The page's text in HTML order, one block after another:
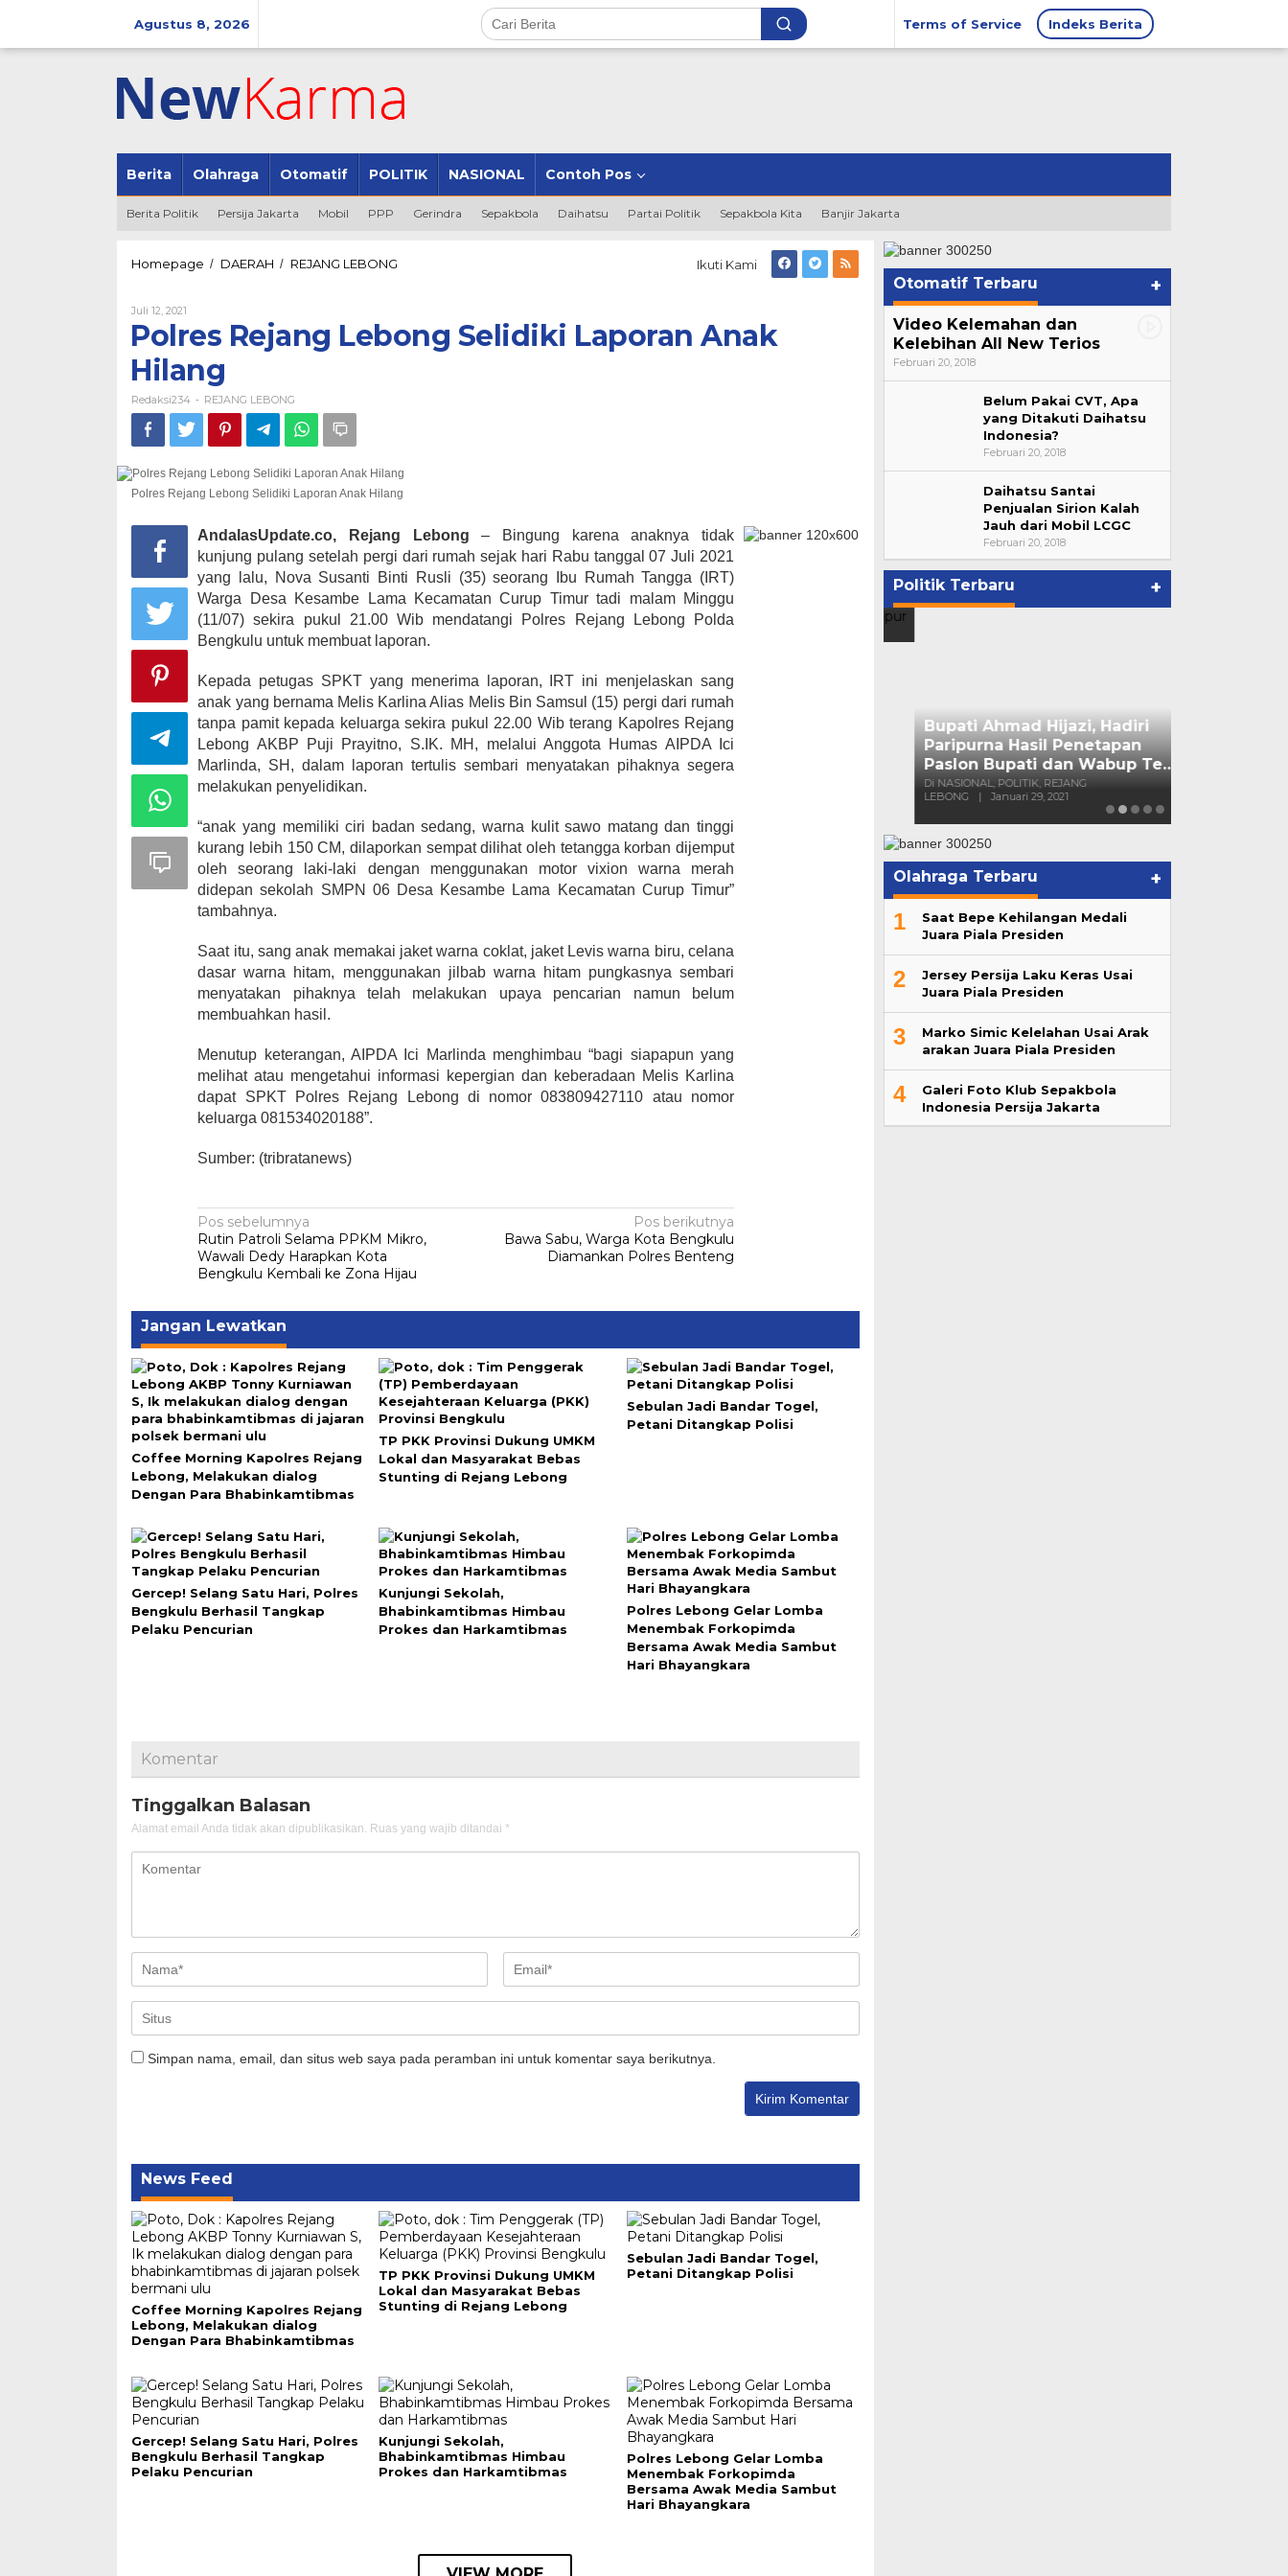
Agustus 8, 2026 Terms of Service Indeks Berita
Berita Olahraga Otomatif POLITIK NASIONAL Contoh Pos
Berita Politik Persija Jakarta Mobil PPP Gerindra Sepakbola Daihatsu Partai Politik Sepakbola Kita Banjir Jakarta
Homepage / DAERAH / REJANG LEBONG
Laporan
Anak
Ikuti Kami
Juli 12, 2021
Redaksi234
Polres Rejang Lebong Selidiki Laporan Anak
Hilang
Redaksi234 - REJANG LEBONG
Polres Rejang Lebong Selidiki Laporan Anak Hilang
AndalasUpdate.co, Rejang Lebong – Bingung karena anaknya tidak
kunjung pulang setelah pergi dari rumah sejak hari Rabu tanggal 07 Juli 2021
yang lalu, Nova Susanti Binti Rusli (35) seorang Ibu Rumah Tangga (IRT)
Warga Desa Kesambe Lama Kecamatan Curup Timur tadi malam Minggu
(11/07) sekira pukul 21.00 Wib mendatangi Polres Rejang Lebong Polda
Bengkulu untuk membuat laporan.
Kepada petugas SPKT yang menerima laporan, IRT ini menjelaskan sang
anak yang bernama Melis Karlina Alias Melis Bin Samsul (15) pergi dari rumah
tanpa pamit kepada keluarga sekira pukul 22.00 Wib terang Kapolres Rejang
Lebong AKBP Puji Prayitno, S.IK. MH, melalui Anggota Humas AIPDA Ici
Marlinda, SH, dalam laporan tertulis sembari menyatakan pihaknya segera
melakukan penyelidikan.
“anak yang memiliki ciri badan sedang, warna kulit sawo matang dan tinggi
kurang lebih 150 CM, dilaporkan sempat dilihat oleh tetangga korban dijemput
oleh seorang laki-laki dengan menggunakan motor vixion warna merah
didepan sekolah SMPN 06 Desa Kesambe Lama Kecamatan Curup Timur”
tambahnya.
Saat itu, sang anak memakai jaket warna coklat, jaket Levis warna biru, celana
dasar warna hitam, menggunakan jilbab warna hitam pungkasnya sembari
menyatakan pihaknya telah melakukan upaya pencarian namun belum
membuahkan hasil.
Menutup keterangan, AIPDA Ici Marlinda menghimbau “bagi siapapun yang
melihat atau mengetahui informasi kepergian dan keberadaan Melis Karlina
dapat SPKT Polres Rejang Lebong di nomor 083809427110 atau nomor
keluarga 081534020188”.
Sumber: (tribratanews)
Navigasi
pos
Pos sebelumnya
Rutin Patroli Selama PPKM Mikro,
Wawali Dedy Harapkan Kota
Bengkulu Kembali ke Zona Hijau
Pos berikutnya
Bawa Sabu, Warga Kota Bengkulu
Diamankan Polres Benteng
Jangan Lewatkan
Coffee Morning Kapolres Rejang
Lebong, Melakukan dialog
Dengan Para Bhabinkamtibmas
TP PKK Provinsi Dukung UMKM
Lokal dan Masyarakat Bebas
Stunting di Rejang Lebong
Sebulan Jadi Bandar Togel,
Petani Ditangkap Polisi
Gercep! Selang Satu Hari, Polres
Bengkulu Berhasil Tangkap
Pelaku Pencurian
Kunjungi Sekolah,
Bhabinkamtibmas Himbau
Prokes dan Harkamtibmas
Polres Lebong Gelar Lomba
Menembak Forkopimda
Bersama Awak Media Sambut
Hari Bhayangkara
Komentar
Tinggalkan Balasan
Alamat email Anda tidak akan dipublikasikan. Ruas yang wajib ditandai *
Simpan nama, email, dan situs web saya pada peramban ini untuk komentar saya berikutnya.
News Feed
Coffee Morning Kapolres Rejang
Lebong, Melakukan dialog
Dengan Para Bhabinkamtibmas
TP PKK Provinsi Dukung UMKM
Lokal dan Masyarakat Bebas
Stunting di Rejang Lebong
Sebulan Jadi Bandar Togel,
Petani Ditangkap Polisi
Gercep! Selang Satu Hari, Polres
Bengkulu Berhasil Tangkap
Pelaku Pencurian
Kunjungi Sekolah,
Bhabinkamtibmas Himbau
Prokes dan Harkamtibmas
Polres Lebong Gelar Lomba
Menembak Forkopimda
Bersama Awak Media Sambut
Hari Bhayangkara
Otomatif Terbaru +
Video Kelemahan dan
Kelebihan All New Terios
Februari 20, 2018
Belum Pakai CVT, Apa
yang Ditakuti Daihatsu
Indonesia?
Februari 20, 2018
Daihatsu Santai
Penjualan Sirion Kalah
Jauh dari Mobil LCGC
Februari 20, 2018
Politik Terbaru +
Kabupaten Kaur Janjikan Satu
desa Satu Ambulans
Di KOMINFO KOTA BENGKULU,
POLITIK
| November 1, 2020
393 Peserta MTQ ke-XXXV Siap
Tempur Rebut Juara Dibuka
Gubernur Rohidin
Di ADVERTORIAL, POLITIK
Bupati Ahmad Hijazi, Hadiri
Paripurna Hasil Penetapan
Paslon Bupati dan Wabup Te…
LEBONG
Januari 29, 2021
Olahraga Terbaru +
1
Saat Bepe Kehilangan Medali
Juara Piala Presiden
2
Jersey Persija Laku Keras Usai
Juara Piala Presiden
3
Marko Simic Kelelahan Usai Arak
arakan Juara Piala Presiden
4
Galeri Foto Klub Sepakbola
Indonesia Persija Jakarta